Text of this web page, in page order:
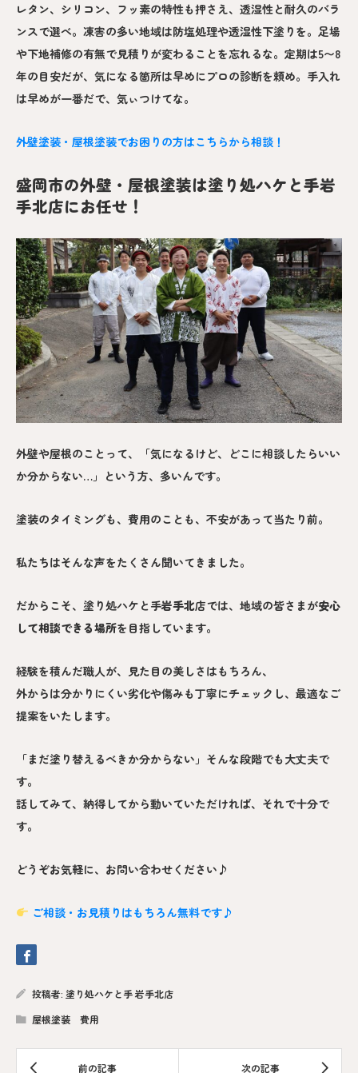
レタン、シリコン、フッ素の特性も押さえ、透湿性と耐久のバラ
ンスで選べ。凍害の多い地域は防塩処理や透湿性下塗りを。足場
や下地補修の有無で見積りが変わることを忘れるな。定期は5〜8
年の目安だが、気になる箇所は早めにプロの診断を頼め。手入れ
は早めが一番だで、気ぃつけてな。
外壁塗装・屋根塗装でお困りの方はこちらから相談！
盛岡市の外壁・屋根塗装は塗り処ハケと手岩
手北店にお任せ！
外壁や屋根のことって、「気になるけど、どこに相談したらいい
か分からない…」という方、多いんです。
塗装のタイミングも、費用のことも、不安があって当たり前。
私たちはそんな声をたくさん聞いてきました。
だからこそ、塗り処ハケと手岩手北店では、地域の皆さまが安心
して相談できる場所を目指しています。
経験を積んだ職人が、見た目の美しさはもちろん、
外からは分かりにくい劣化や傷みも丁寧にチェックし、最適なご
提案をいたします。
「まだ塗り替えるべきか分からない」そんな段階でも大丈夫で
す。
話してみて、納得してから動いていただければ、それで十分で
す。
どうぞお気軽に、お問い合わせください♪
ご相談・お見積りはもちろん無料です♪
投稿者: 塗り処ハケと手 岩手北店
屋根塗装 費用